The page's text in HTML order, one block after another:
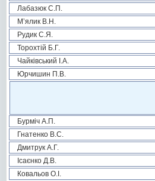
Лабазюк С.П.
М’ялик В.Н.
Рудик С.Я.
Торохтій Б.Г.
Чайківський І.А.
Юрчишин П.В.
Бурміч А.П.
Гнатенко В.С.
Дмитрук А.Г.
Ісаєнко Д.В.
Ковальов О.І.